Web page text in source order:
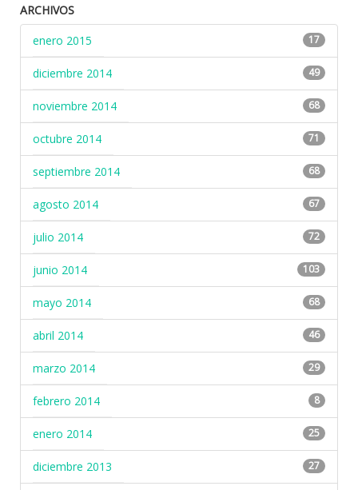
ARCHIVOS
enero 2015
17
diciembre 2014 49
noviembre 2014 68
octubre 2014 71
septiembre 2014 68
agosto 2014 67
julio 2014 72
junio 2014 103
mayo 2014 68
abril 2014 46
marzo 2014 29
febrero 2014 8
enero 2014 25
diciembre 2013 27